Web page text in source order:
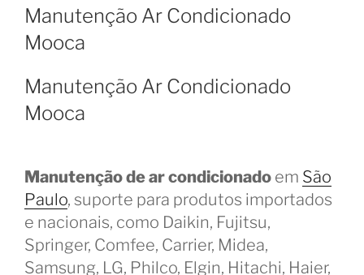
EM
Manutenção Ar Condicionado
Mooca
Manutenção Ar Condicionado
Mooca
Manutenção de ar condicionado em São
Paulo, suporte para produtos importados
e nacionais, como Daikin, Fujitsu,
Springer, Comfee, Carrier, Midea,
Samsung, LG, Philco, Elgin, Hitachi, Haier,